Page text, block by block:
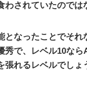
されていたのでは
なったことでそれ
秀で、レベル10なら
れるレベルでしょ